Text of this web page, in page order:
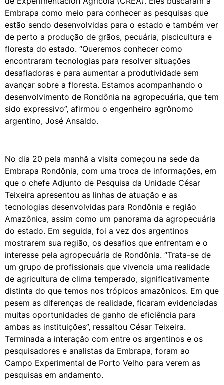
Embrapa como meio para conhecer as pesquisas que
estão sendo desenvolvidas para o estado e também ver
de perto a produção de grãos, pecuária, piscicultura e
floresta do estado. “Queremos conhecer como
encontraram tecnologias para resolver situações
desafiadoras e para aumentar a produtividade sem
avançar sobre a floresta. Estamos acompanhando o
desenvolvimento de Rondônia na agropecuária, que tem
sido expressivo”, afirmou o engenheiro agrônomo
argentino, José Ansaldo.
No dia 20 pela manhã a visita começou na sede da
Embrapa Rondônia, com uma troca de informações, em
que o chefe Adjunto de Pesquisa da Unidade César
Teixeira apresentou as linhas de atuação e as
tecnologias desenvolvidas para Rondônia e região
Amazônica, assim como um panorama da agropecuária
do estado. Em seguida, foi a vez dos argentinos
mostrarem sua região, os desafios que enfrentam e o
interesse pela agropecuária de Rondônia. “Trata-se de
um grupo de profissionais que vivencia uma realidade
de agricultura de clima temperado, significativamente
distinta do que temos nos trópicos amazônicos. Em que
pesem as diferenças de realidade, ficaram evidenciadas
muitas oportunidades de ganho de eficiência para
ambas as instituições”, ressaltou César Teixeira.
Terminada a interação com entre os argentinos e os
pesquisadores e analistas da Embrapa, foram ao
Campo Experimental de Porto Velho para verem as
pesquisas em andamento.